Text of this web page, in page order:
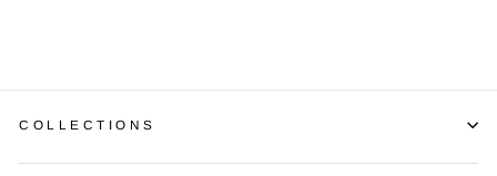
COLLECTIONS